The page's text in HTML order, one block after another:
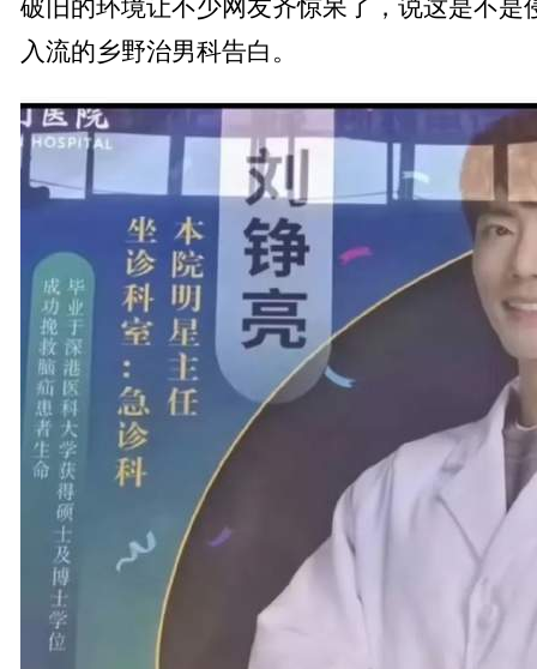
破旧的环境让不少网友齐惊呆了，说这是不是
入流的乡野治男科告白。